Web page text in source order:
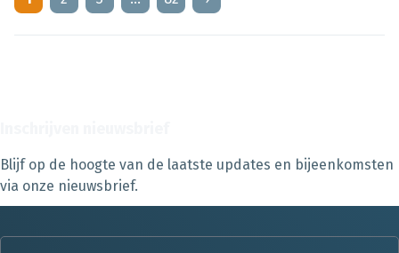
Blijf op de hoogte van de laatste updates en bijeenkomsten
via onze nieuwsbrief.